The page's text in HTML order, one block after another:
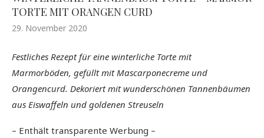
TORTE MIT ORANGEN CURD
29. November 2020
Festliches Rezept für eine winterliche Torte mit
Marmorböden, gefüllt mit Mascarponecreme und
Orangencurd. Dekoriert mit wunderschönen Tannenbäumen
aus Eiswaffeln und goldenen Streuseln
– Enthält transparente Werbung –